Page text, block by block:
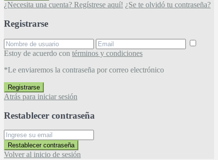
¿Necesita una cuenta? Regístrese aquí! ¿Se te olvidó tu contraseña?
Registrarse
Estoy de acuerdo con términos y condiciones
*Le enviaremos la contraseña por correo electrónico
Registrarse
Atrás para iniciar sesión
Restablecer contraseña
Restablecer contraseña
Volver al inicio de sesión